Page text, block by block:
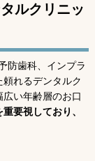
ルクリニッ
防歯科、インプラ
れるデンタルク
い年齢層のお口
要視しており、